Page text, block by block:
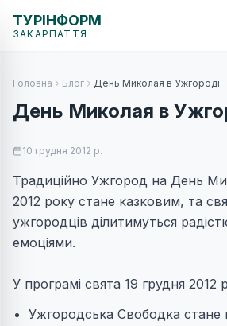
ТУРІНФОРМ
ЗАКАРПАТТЯ
Головна Блог День Миколая в Ужгороді
День Миколая в
10 грудня 2012 р.
Традиційно Ужгород на День
2012 року стане казковим, та
ужгородців ділитимуться
емоціями.
У програмі свята 19 грудня 2012
Ужгородська Свободка стане